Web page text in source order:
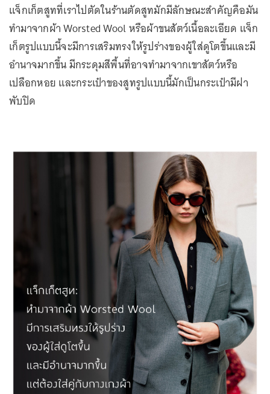
แจ็กเก็ตสูทที่เราไปตัดในร้านตัดสูทมักมีลักษณะสำคัญคือมัน
ทำมาจากผ้า Worsted Wool หรือผ้าขนสัตว์เนื้อละเอียด แจ็ก
เก็ตรูปแบบนี้จะมีการเสริมทรงให้รูปร่างของผู้ใส่ดูโตขึ้นและมี
อำนาจมากขึ้น มีกระดุมสีพื้นที่อาจทำมาจากเขาสัตว์หรือ
เปลือกหอย และกระเป๋าของสูทรูปแบบนี้มักเป็นกระเป๋ามีฝา
พับปิด